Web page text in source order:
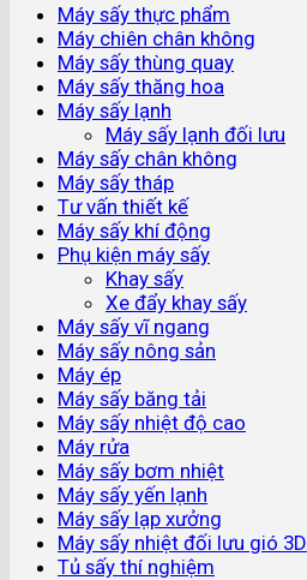
Máy sấy thực phẩm
Máy chiên chân không
Máy sấy thùng quay
Máy sấy thăng hoa
Máy sấy lạnh
Máy sấy lạnh đối lưu
Máy sấy chân không
Máy sấy tháp
Tư vấn thiết kế
Máy sấy khí động
Phụ kiện máy sấy
Khay sấy
Xe đẩy khay sấy
Máy sấy vĩ ngang
Máy sấy nông sản
Máy ép
Máy sấy băng tải
Máy sấy nhiệt độ cao
Máy rửa
Máy sấy bơm nhiệt
Máy sấy yến lạnh
Máy sấy lạp xưởng
Máy sấy nhiệt đối lưu gió 3D
Tủ sấy thí nghiệm